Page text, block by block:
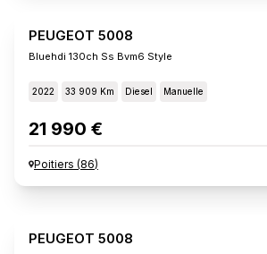
PEUGEOT 5008
Bluehdi 130ch Ss Bvm6 Style
2022 33 909 Km Diesel Manuelle
21 990 €
Poitiers (86)
PEUGEOT 5008